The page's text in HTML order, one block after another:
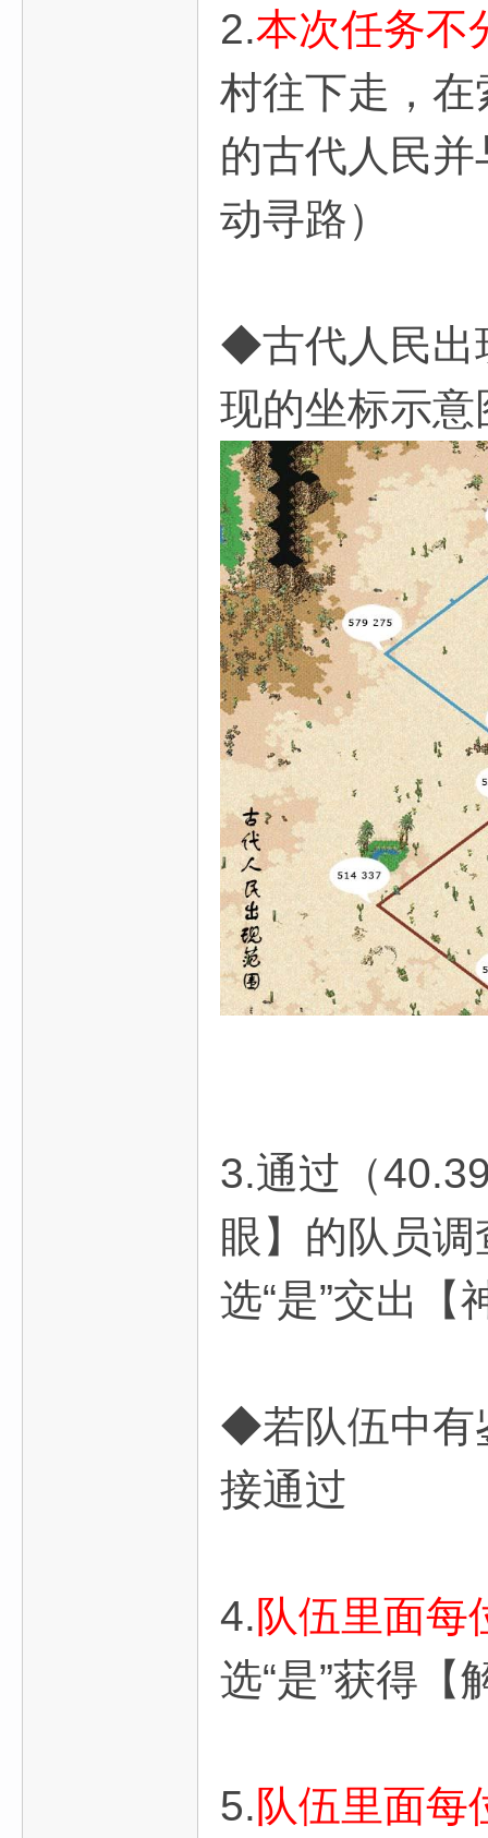
2.本次任务不
村往下走，
的古代人民并
动寻路）
◆古代人民出
现的坐标示意
3.通过（
眼】的队员
选“是”交出【
◆若队伍中有
接通过
4.队伍里面每
选“是”获得【
5.队伍里面每